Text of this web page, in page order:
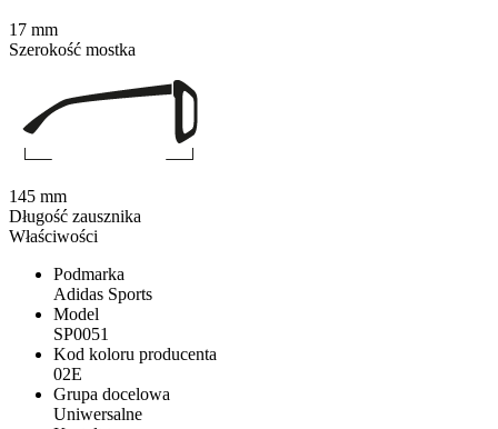
Właściwości
Podmarka
Adidas Sports
Model
SP0051
Kod koloru producenta
02E
Grupa docelowa
Uniwersalne
17 mm
Szerokość mostka
145 mm
Długość zausznika